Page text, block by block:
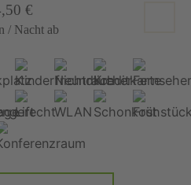
€
/ Nacht ab